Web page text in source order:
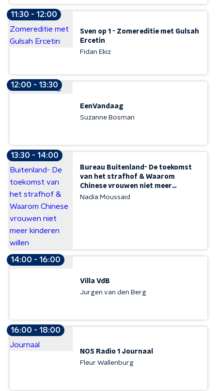
11:30 - 12:00
Sven op 1 - Zomereditie met Gulsah
Ercetin
Fidan Ekiz
12:00 - 13:30
EenVandaag
Suzanne Bosman
13:30 - 14:00
Bureau Buitenland- De toekomst
van het strafhof & Waarom
Chinese vrouwen niet meer
kinderen willen
Nadia Moussaid
14:00 - 16:00
Villa VdB
Jurgen van den Berg
16:00 - 18:00
NOS Radio 1 Journaal
Fleur Wallenburg